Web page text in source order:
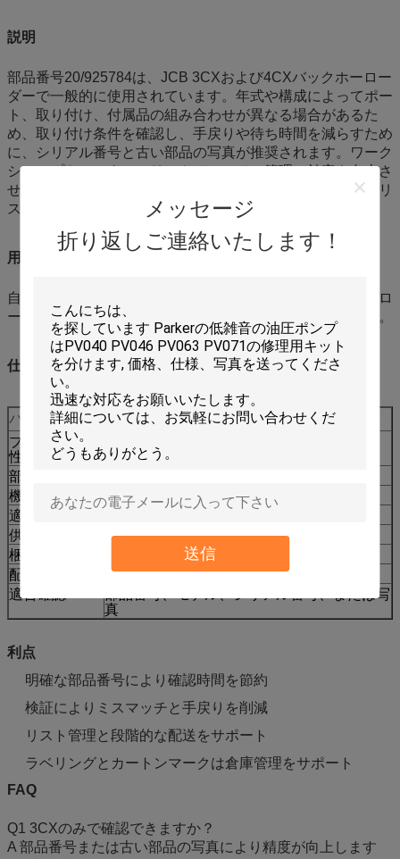
メッセージ
折り返しご連絡いたします！
送信
説明
部品番号20/925784は、JCB 3CXおよび4CXバックホーロー
ダーで一般的に使用されています。年式や構成によってポー
ト、取り付け、付属品の組み合わせが異なる場合があるた
め、取り付け条件を確認し、手戻りや待ち時間を減らすため
に、シリアル番号と古い部品の写真が推奨されます。ワーク
ショップやレンタルフリートは、スペア管理の効率を向上さ
せるために、ラベルとバッチ記録を備えた部品番号スペアリ
ストを維持できます。
用途
自治体工事、建設現場、レンタル業務におけるバックホーロ
ーダーのメンテナンス、修理、予防交換、スペアストック。
仕様
パラメータ
値
ブランド互換
性
部品番号
機械タイプ
バックホーローダー
適合モデル
供給タイプ
アフターマーケット交換品
梱包
輸出梱包ラベリング可能
配送
数量と在庫状況により確認
適合確認
部品番号、モデル、シリアル番号、または写
真
利点
明確な部品番号により確認時間を節約
検証によりミスマッチと手戻りを削減
リスト管理と段階的な配送をサポート
ラベリングとカートンマークは倉庫管理をサポート
FAQ
Q1 3CXのみで確認できますか？
A 部品番号または古い部品の写真により精度が向上します